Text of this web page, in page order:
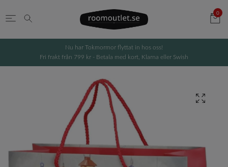
0
Nu har Tokmormor flyttat in hos oss!
Fri frakt från 799 kr - Betala med kort, Klarna eller Swish